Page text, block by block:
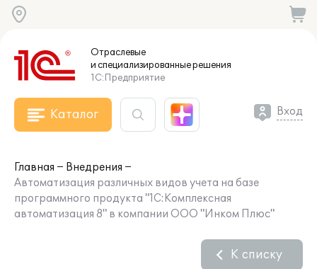
Отраслевые
и специализированныерешения
1С:Предприятие
Каталог Вход
Главная
Внедрения
Автоматизация различных видов учета на базе
программного продукта "1С:Комплексная
автоматизация 8" в компании ООО "Инком Плюс"
К списку